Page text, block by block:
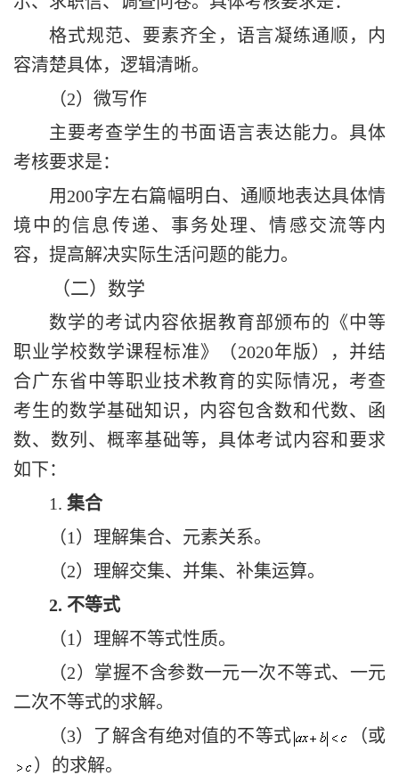
格式规范、要素齐全 ，语言凝练通顺，内
容清楚具体，逻辑清晰。
（2）微写作
主要考查学生的书面语言表达能力。具体
考核要求是：
用200字左右篇幅明白、通顺地表达具体情
境中的信息传递、事务处理、情感交流等内
容，提高解决实际生活问题的能力。
（二）数学
数学的考试内容依据教育部颁布的 《中等
职业学校数学课程标准》（2020年版）
，并结
合广东省中等职业技术教育的实际情况，考查
考生的数学基础知识，内容包含数和代数、函
数、数列、概率基础等，具体考试内容和要求
如下：
1. 集合
（1）理解集合、元素关系。
（2）理解交集、并集、补集运算。
2. 不等式
（1）理解不等式性质。
（2）掌握不含参数一元一次不等式、一元
二次不等式的求解。
（3） 了解含有绝对值的不等式
（或
）的求解。